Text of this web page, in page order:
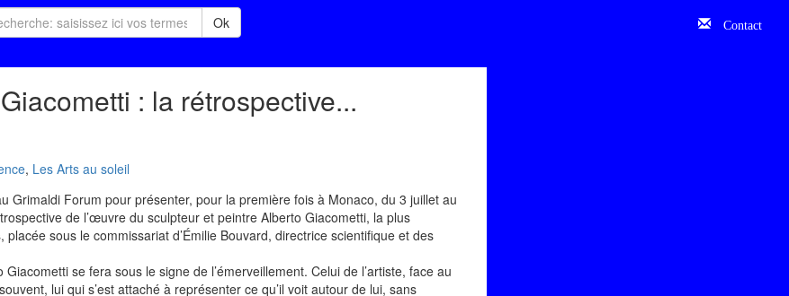
Ok Contact
: la rétrospective...
, Les Arts au soleil
Grimaldi Forum pour présenter, pour la première fois à Monaco, du 3 juillet au
de l’œuvre du sculpteur et peintre Alberto Giacometti, la plus
sous le commissariat d’Émilie Bouvard, directrice scientifique et des
se fera sous le signe de l’émerveillement. Celui de l’artiste, face au
lui qui s’est attaché à représenter ce qu’il voit autour de lui, sans